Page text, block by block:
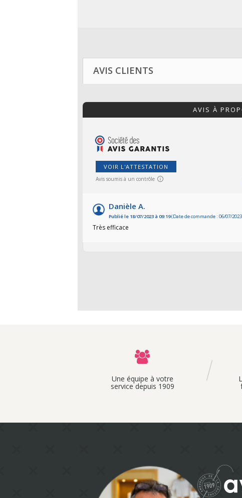
AVIS CLIENTS
AVIS À
VOIR L'ATTESTATION
Avis soumis à un contrôle
Danièle A.
Publié le 18/07/2023 à 09:19(Date de commande : 06/07/
Très efficace
Une équipe à votre
service depuis 1909